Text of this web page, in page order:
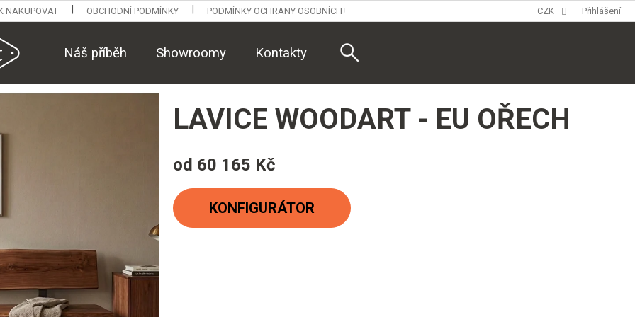
NAKUPOVAT OBCHODNÍ PODMÍNKY PODMÍNKY OCHRANY OSOBNÍCH ÚDAJŮ CZK Přihlášení
Náš příběh Showroomy Kontakty
LAVICE WOODART - EU OŘECH
od 60 165 Kč
Měrná
cena:
KONFIGURÁTOR